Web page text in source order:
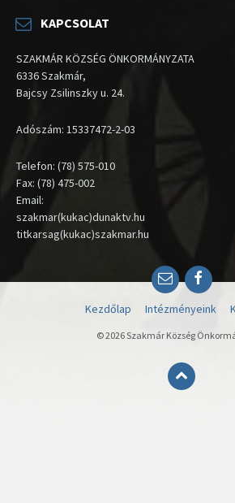
KAPCSOLAT
SZAKMÁR KÖZSÉG ÖNKORMÁNYZATA
6336 Szakmár,
Bajcsy Zsilinszky u. 24.
Adószám: 15337472-2-03
Telefon: (78) 575-010
Fax: (78) 475-002
Email:
szakmar(kukac)dunaktv.hu
titkarsag(kukac)szakmar.hu
Email
Kezdőlap Intézményeink
© 2026 Szakmár Község